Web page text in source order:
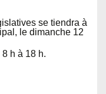
se tiendra à
le dimanche 12
h à 18 h.